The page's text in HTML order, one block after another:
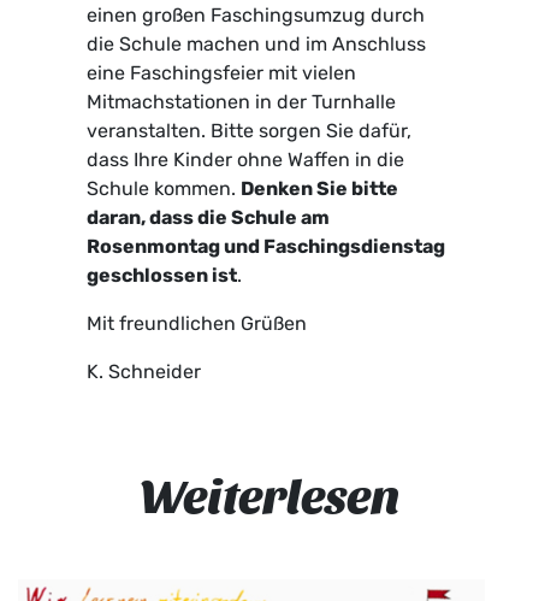
einen großen Faschingsumzug durch
die Schule machen und im Anschluss
eine Faschingsfeier mit vielen
Mitmachstationen in der Turnhalle
veranstalten. Bitte sorgen Sie dafür,
dass Ihre Kinder ohne Waffen in die
Schule kommen. Denken Sie bitte
daran, dass die Schule am
Rosenmontag und Faschingsdienstag
geschlossen ist.
Mit freundlichen Grüßen
K. Schneider
Weiterlesen